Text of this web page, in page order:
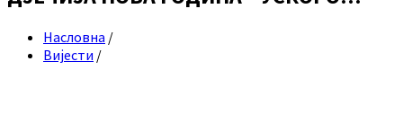
Насловна /
Вијести /